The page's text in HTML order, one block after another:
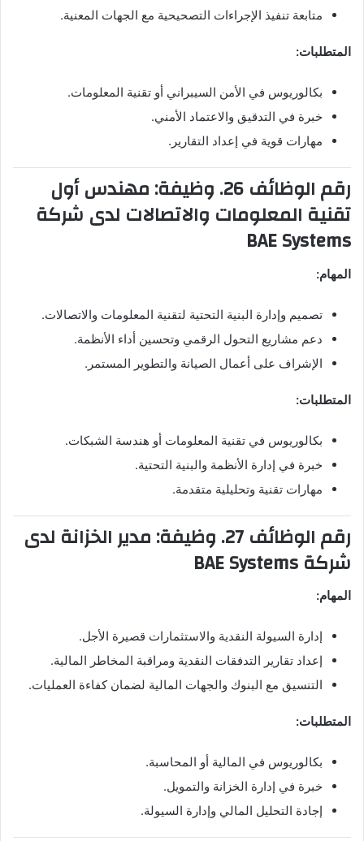
متابعة تنفيذ الإجراءات التصحيحية مع الجهات المعنية.
المتطلبات:
بكالوريوس في الأمن السيبراني أو تقنية المعلومات.
خبرة في التدقيق والاعتماد الأمني.
مهارات قوية في إعداد التقارير.
رقم الوظائف 26. وظيفة: مهندس أول
تقنية المعلومات والاتصالات لدى شركة
BAE Systems
المهام:
تصميم وإدارة البنية التحتية لتقنية المعلومات والاتصالات.
دعم مشاريع التحول الرقمي وتحسين أداء الأنظمة.
الإشراف على أعمال الصيانة والتطوير المستمر.
المتطلبات:
بكالوريوس في تقنية المعلومات أو هندسة الشبكات.
خبرة في إدارة الأنظمة والبنية التحتية.
مهارات تقنية وتحليلية متقدمة.
رقم الوظائف 27. وظيفة: مدير الخزانة لدى
شركة BAE Systems
المهام:
إدارة السيولة النقدية والاستثمارات قصيرة الأجل.
إعداد تقارير التدفقات النقدية ومراقبة المخاطر المالية.
التنسيق مع البنوك والجهات المالية لضمان كفاءة العمليات.
المتطلبات:
بكالوريوس في المالية أو المحاسبة.
خبرة في إدارة الخزانة والتمويل.
إجادة التحليل المالي وإدارة السيولة.